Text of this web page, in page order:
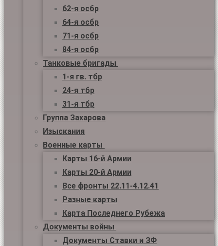
62-я осбр
64-я осбр
71-я осбр
84-я осбр
Танковые бригады
1-я гв. тбр
24-я тбр
31-я тбр
Группа Захарова
Изыскания
Военные карты
Карты 16-й Армии
Карты 20-й Армии
Все фронты 22.11-4.12.41
Разные карты
Карта Последнего Рубежа
Документы войны
Документы Ставки и ЗФ